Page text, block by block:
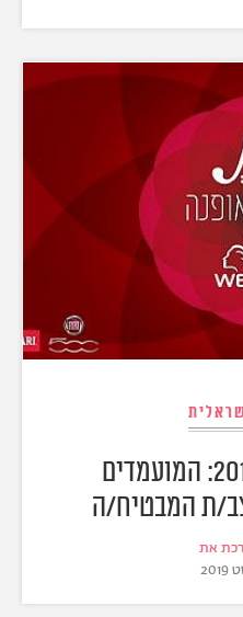
פרסי האופנה 2018: המועמדים
ת המבטיח/ה
את